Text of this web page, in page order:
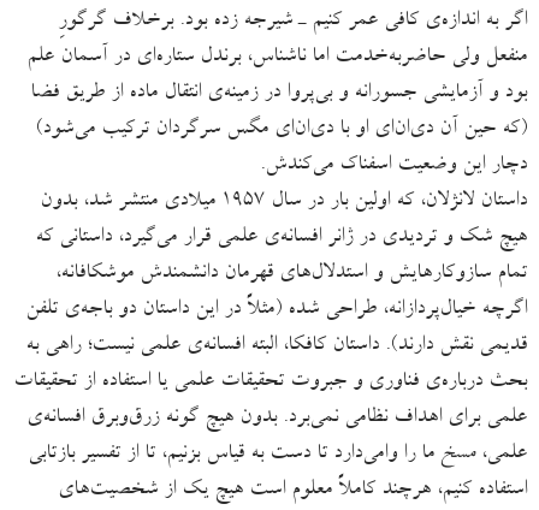
اگر به اندازه‌ی کافی عمر کنیم ـ شیرجه زده بود. برخلاف گرگورِ
منفعل ولی حاضربه‌خدمت اما ناشناس، برندل ستاره‌ای در آسمان علم
بود و آزمایشی جسورانه و بی‌پروا در زمینه‌ی انتقال ماده از طریق فضا
(که حین آن دی‌ان‌ای او با دی‌ان‌ای مگس سرگردان ترکیب می‌شود)
دچار این وضعیت اسفناک می‌کندش.
داستان لانژلان، که اولین بار در سال ۱۹۵۷ میلادی منتشر شد، بدون
هیچ شک و تردیدی در ژانر افسانه‌ی علمی قرار می‌گیرد، داستانی که
تمام سازوکارهایش و استدلال‌های قهرمان دانشمندش موشکافانه،
اگرچه خیال‌پردازانه، طراحی شده (مثلاً در این داستان دو باجه‌ی تلفن
قدیمی نقش دارند). داستان کافکا، البته افسانه‌ی علمی نیست؛ راهی به
بحث درباره‌ی فناوری و جبروت تحقیقات علمی یا استفاده از تحقیقات
علمی برای اهداف نظامی نمی‌برد. بدون هیچ گونه زرق‌و‌برق افسانه‌ی
علمی،مسخ ما را وامی‌دارد تا دست به قیاس بزنیم، تا از تفسیر بازتابی
استفاده کنیم، هرچند کاملاً معلوم است هیچ یک از شخصیت‌های